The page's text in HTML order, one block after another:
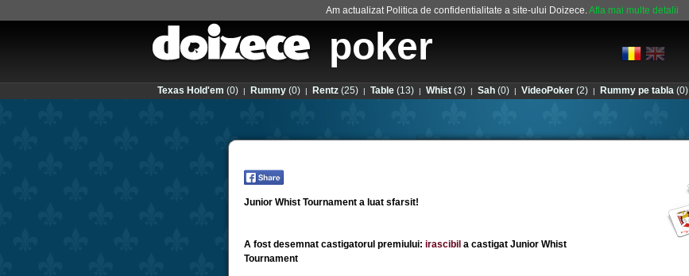
Am actualizat Politica de confidentialitate a site-ului Doizece.Afla mai multe detalii
poker
Texas Hold'em (0) | Rummy (0) | Rentz (25) | Table (13) | Whist (3) | Sah (0) | VideoPoker (2) | Rummy pe tabla (0)
Junior Whist Tournament a luat sfarsit!
A fost desemnat castigatorul premiului: irascibil a castigat Junior Whist
Tournament